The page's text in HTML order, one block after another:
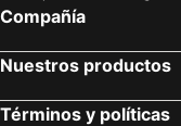
Compañía
Nuestros productos
Términos y políticas